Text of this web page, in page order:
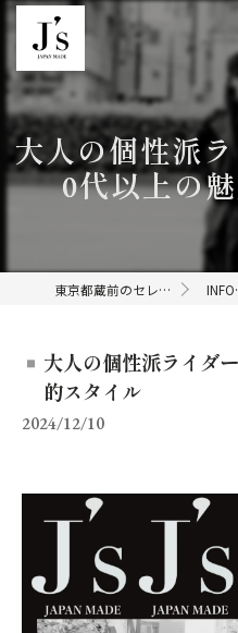
大人の個性派
0代以上の
東京都蔵前のセレクトショップならJ's INFORMATION
大人の個性派ライダ
的スタイル
2024/12/10